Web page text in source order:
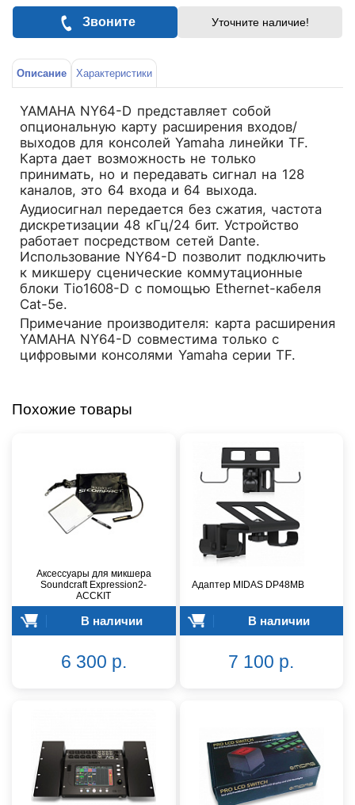
Звоните Уточните наличие!
Описание Характеристики
YAMAHA NY64-D представляет собой
опциональную карту расширения входов/
выходов для консолей Yamaha линейки TF.
Карта дает возможность не только
принимать, но и передавать сигнал на 128
каналов, это 64 входа и 64 выхода.
Аудиосигнал передается без сжатия, частота
дискретизации 48 кГц/24 бит. Устройство
работает посредством сетей Dante.
Использование NY64-D позволит подключить
к микшеру сценические коммутационные
блоки Tio1608-D с помощью Ethernet-кабеля
Cat-5e.
Примечание производителя: карта расширения
YAMAHA NY64-D совместима только с
цифровыми консолями Yamaha серии TF.
Похожие товары
Аксессуары для микшера
Soundcraft Expression2-
ACCKIT
В наличии
6 300 р.
Адаптер MIDAS DP48MB
В наличии
7 100 р.